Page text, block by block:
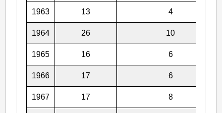
1963 13 4
1964 26 10
1965 16 6
1966 17 6
1967 17 8